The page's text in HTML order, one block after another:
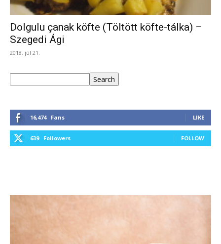
Dolgulu çanak köfte (Töltött köfte-tálka) –
Szegedi Ági
2018. júl 21.
Search
16,474 Fans LIKE
639 Followers FOLLOW